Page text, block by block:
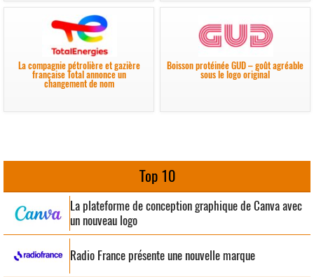
La compagnie pétrolière et gazière
française Total annonce un
changement de nom
Boisson protéinée GUD – goût agréable
sous le logo original
Top 10
La plateforme de conception graphique de Canva avec
un nouveau logo
Radio France présente une nouvelle marque